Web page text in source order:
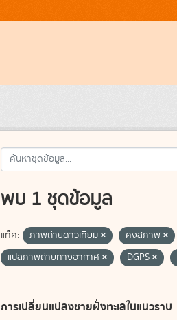
พบ 1 ชุดข้อมูล
แท็ค: ภาพถ่ายดาวเทียม คงสภาพ
แปลภาพถ่ายทางอากาศ
DGPS
การเปลี่ยนแปลงชายฝั่งทะเลในแนวราบ